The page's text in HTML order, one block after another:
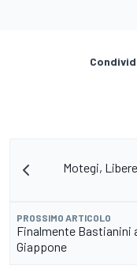
Motegi,
PROSSIMO ARTICOLO
Finalmente Bastianini
Giappone